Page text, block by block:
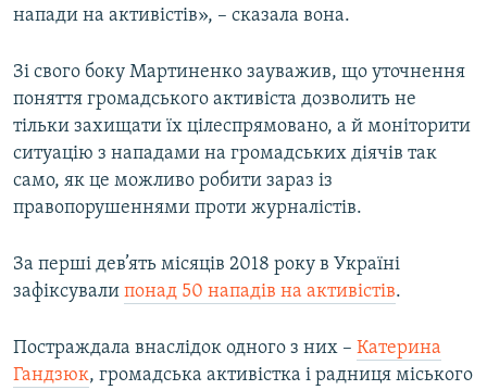
напади на активістів», – сказала вона.
Зі свого боку Мартиненко зауважив, що уточнення
поняття громадського активіста дозволить не
тільки захищати їх цілеспрямовано, а й моніторити
ситуацію з нападами на громадських діячів так
само, як це можливо робити зараз із
правопорушеннями проти журналістів.
За перші дев’ять місяців 2018 року в Україні
зафіксували понад 50 нападів на активістів.
Постраждала внаслідок одного з них – Катерина
Гандзюк, громадська активістка і радниця міського